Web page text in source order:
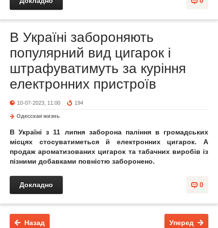
В Україні забороняють
популярний вид цигарок і
штрафуватимуть за куріння
електронних пристроїв
10-07-2023, 11:00 194
Одесская жизнь
В Україні з 11 липня заборона паління в громадських
місцях стосуватиметься й електронних цигарок. А
продаж ароматизованих цигарок та табачних виробів із
пізними добавками повністю заборонено.
0
Докладно
Уперед
Назад